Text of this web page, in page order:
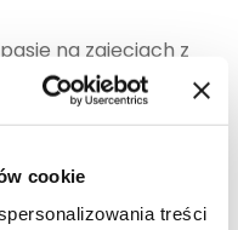
cookie
treści
na zajęciach z
(AI) oraz
w